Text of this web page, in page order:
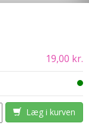
19,00 kr.
Læg i kurven